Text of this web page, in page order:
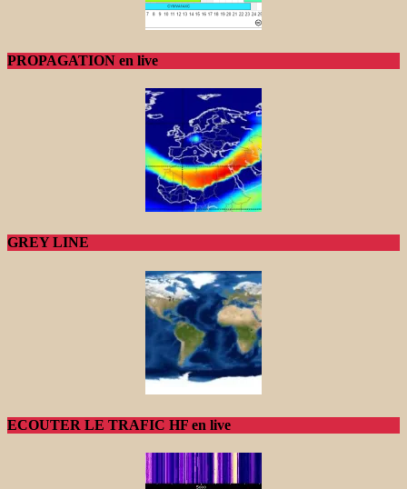
PROPAGATION en live
GREY LINE
ECOUTER LE TRAFIC HF en live